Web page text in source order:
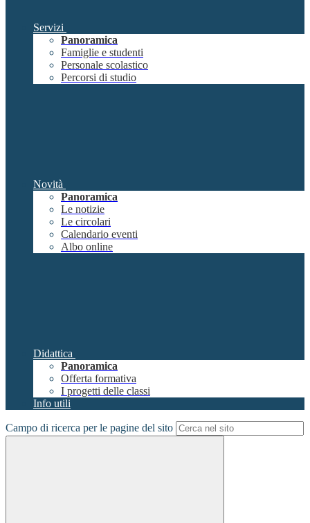
Servizi
Panoramica
Famiglie e studenti
Personale scolastico
Percorsi di studio
Novità
Panoramica
Le notizie
Le circolari
Calendario eventi
Albo online
Didattica
Panoramica
Offerta formativa
I progetti delle classi
Info utili
Campo di ricerca per le pagine del sito